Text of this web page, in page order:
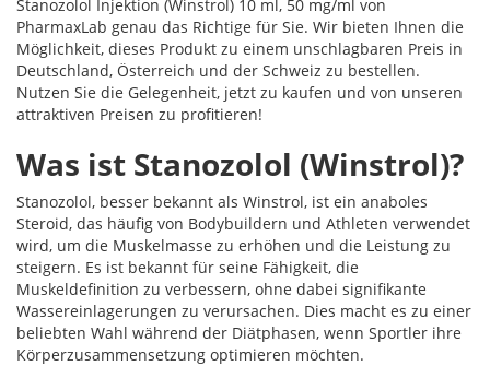
Stanozolol Injektion (Winstrol) 10 ml, 50 mg/ml von
PharmaxLab genau das Richtige für Sie. Wir bieten Ihnen die
Möglichkeit, dieses Produkt zu einem unschlagbaren Preis in
Deutschland, Österreich und der Schweiz zu bestellen.
Nutzen Sie die Gelegenheit, jetzt zu kaufen und von unseren
attraktiven Preisen zu profitieren!
Was ist Stanozolol (Winstrol)?
Stanozolol, besser bekannt als Winstrol, ist ein anaboles
Steroid, das häufig von Bodybuildern und Athleten verwendet
wird, um die Muskelmasse zu erhöhen und die Leistung zu
steigern. Es ist bekannt für seine Fähigkeit, die
Muskeldefinition zu verbessern, ohne dabei signifikante
Wassereinlagerungen zu verursachen. Dies macht es zu einer
beliebten Wahl während der Diätphasen, wenn Sportler ihre
Körperzusammensetzung optimieren möchten.